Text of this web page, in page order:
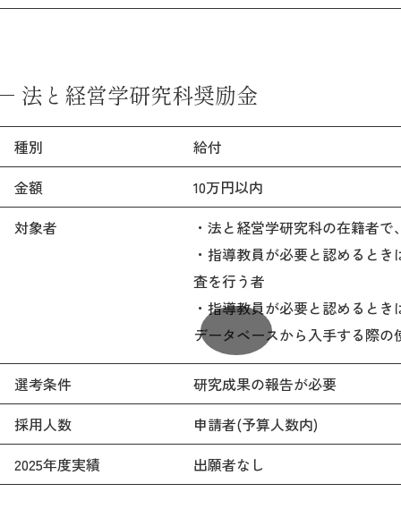
法と経営学研究科奨励金
種別
給付
金額
10万円以内
対象者
・法と経営学研究科の在籍者
・指導教員が必要と認めると
査を行う者
・指導教員が必要と認めると
データベースから入手する際の
選考条件
研究成果の報告が必要
採用人数
申請者(予算人数内)
2025年度実績
出願者なし